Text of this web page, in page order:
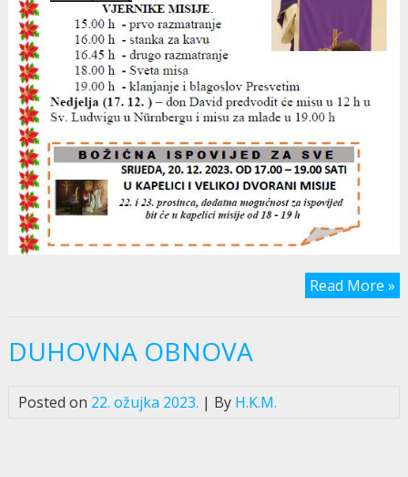
Read More »
DUHOVNA OBNOVA
Posted on 22. ožujka 2023. | By H.K.M.